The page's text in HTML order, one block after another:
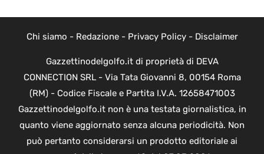
Chi siamo - Redazione- Privacy Policy- Disclaimer
Gazzettinodelgolfo.it di proprietà di DEVA
CONNECTION SRL - Via Tata Giovanni 8, 00154 Roma
(RM) - Codice Fiscale e Partita I.V.A. 12658471003
Gazzettinodelgolfo.it non è una testata giornalistica, in
quanto viene aggiornato senza alcuna periodicità. Non
può pertanto considerarsi un prodotto editoriale ai